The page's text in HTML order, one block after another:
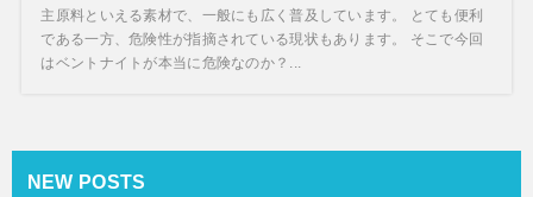
主原料といえる素材で、一般にも広く普及しています。 とても便利
である一方、危険性が指摘されている現状もあります。 そこで今回
はベントナイトが本当に危険なのか？...
NEW POSTS